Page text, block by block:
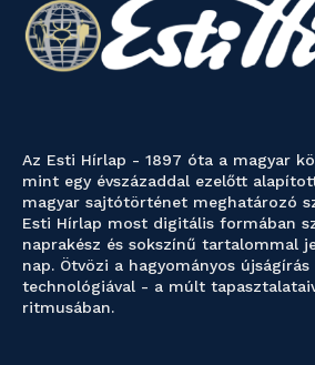
Az Esti Hírlap - 1897 óta a magyar
mint egy évszázaddal ezelőtt
magyar sajtótörténet meghatározó
Esti Hírlap most digitális formában
naprakész és sokszínű tartalommal
nap. Ötvözi a hagyományos
technológiával - a múlt
ritmusában.